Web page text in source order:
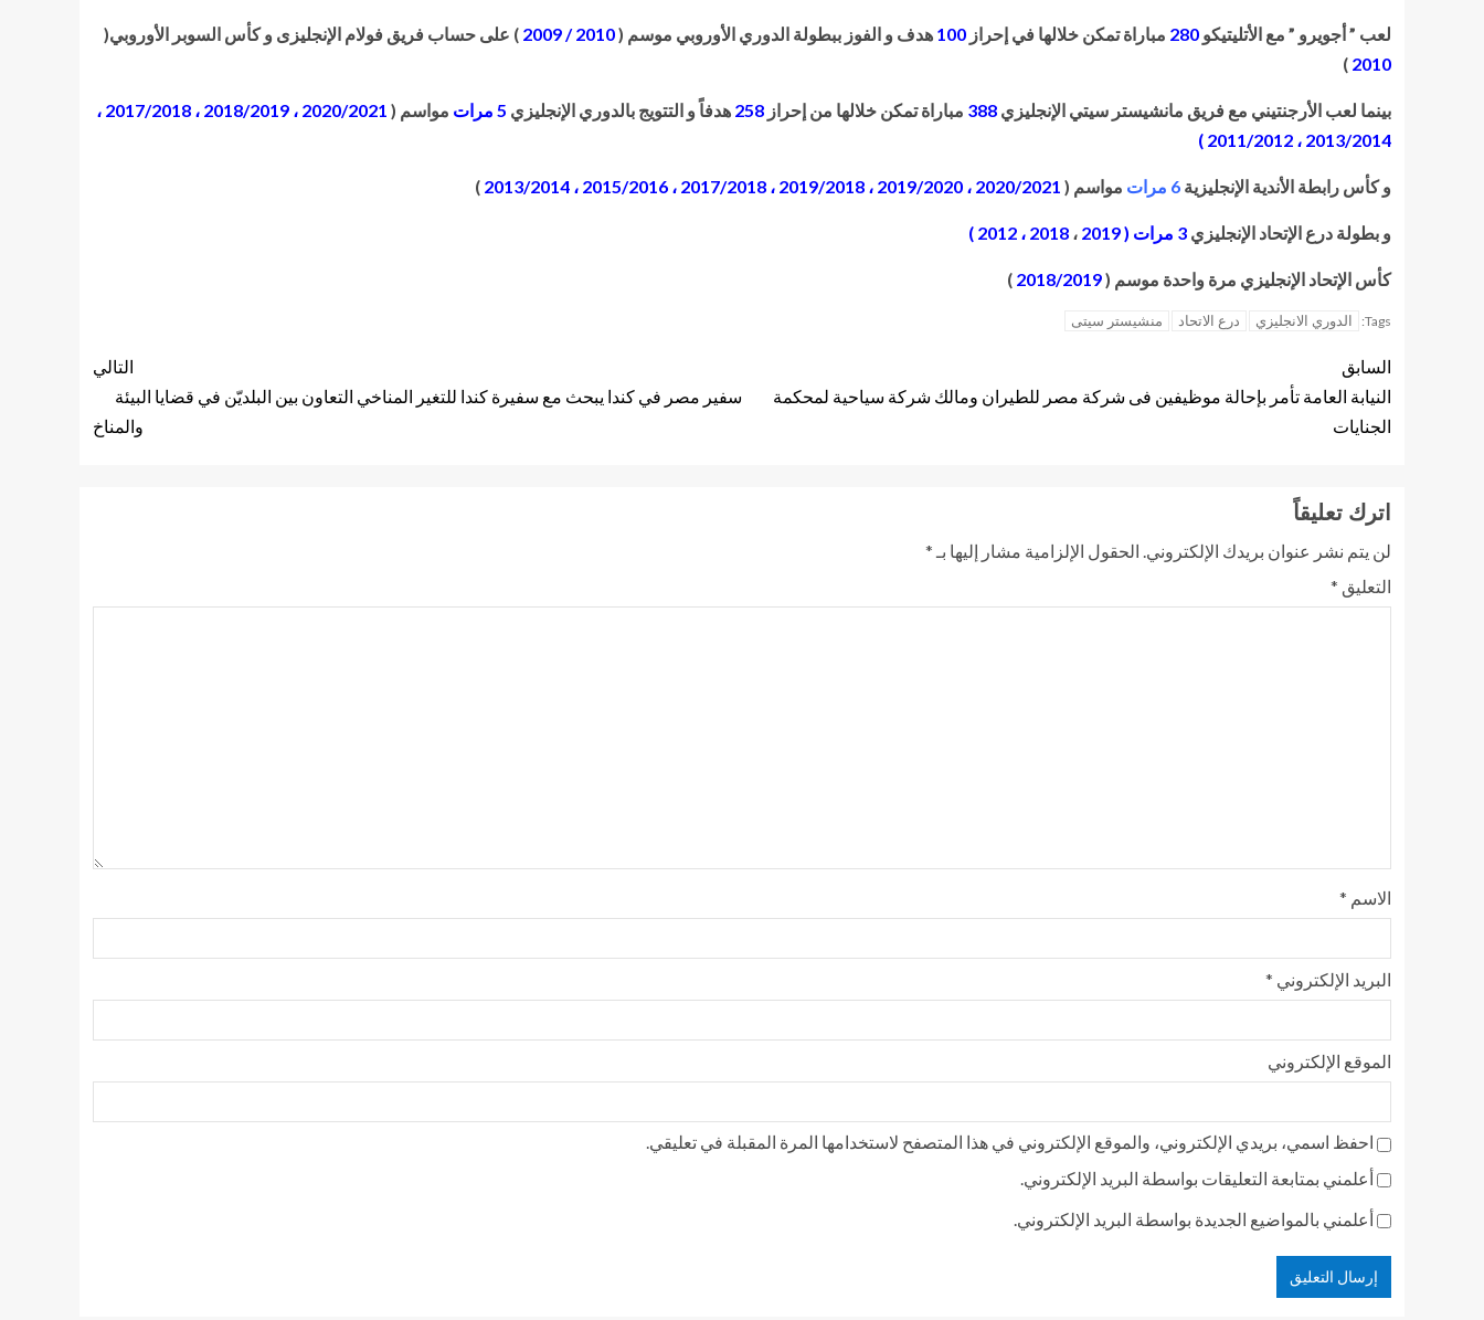
لعب ” أجويرو ” مع الأتليتيكو 280 مباراة تمكن خلالها في إحراز 100 هدف و الفوز ببطولة الدوري الأوروبي موسم (2010 / 2009
) على حساب فريق فولام الإنجليزى و كأس السوبر الأوروبي(
2010
)
بينما لعب الأرجنتيني مع فريق مانشيستر سيتي الإنجليزي 388 مباراة تمكن خلالها من إحراز 258 هدفاً و التتويج بالدوري الإنجليزي مواسم (
2020/2021 ، 2018/2019 ، 2017/2018 ،
2013/2014 ، 2011/2012 )
و كأس رابطة الأندية الإنجليزية 6 مرات مواسم ( 2020/2021 ، 2019/2020 ، 2019/2018 ، 2017/2018 ، 2015/2016 ، 2013/2014 )
و بطولة درع الإتحاد الإنجليزي 3 مرات ( 2019 ، 2018 ، 2012 )
كأس الإتحاد الإنجليزي مرة واحدة موسم (2018/2019
)
Tags: الدوري الانجليزي درع الاتحاد منشيستر سيتى
السابق
النيابة العامة تأمر بإحالة موظيفين فى شركة مصر للطيران ومالك شركة سياحية لمحكمة
الجنايات
التالي
سفير مصر في كندا يبحث مع سفيرة كندا للتغير المناخي التعاون بين البلديّن في قضايا البيئة
والمناخ
اترك تعليقاً
لن يتم نشر عنوان بريدك الإلكتروني. الحقول الإلزامية مشار إليها بـ *
التعليق *
الاسم *
البريد الإلكتروني *
الموقع الإلكتروني
احفظ اسمي، بريدي الإلكتروني، والموقع الإلكتروني في هذا المتصفح لاستخدامها المرة المقبلة في تعليقي.
أعلمني بمتابعة التعليقات بواسطة البريد الإلكتروني.
أعلمني بالمواضيع الجديدة بواسطة البريد الإلكتروني.